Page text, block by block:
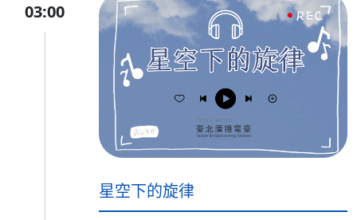
03:00
星空下的旋律